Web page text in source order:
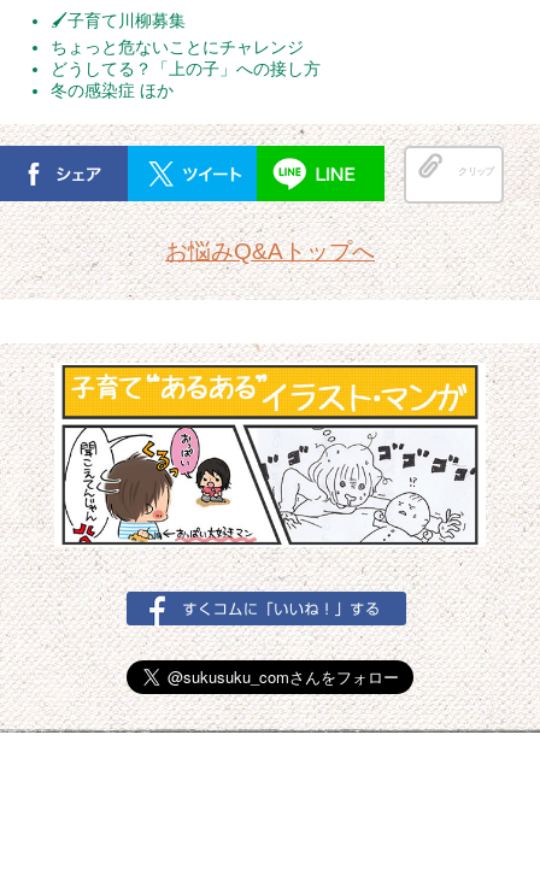
🖌子育て川柳募集
ちょっと危ないことにチャレンジ
どうしてる？「上の子」への接し方
冬の感染症 ほか
クリップ
お悩みQ&Aトップへ